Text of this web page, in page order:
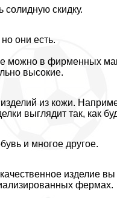
солидную скидку.
они есть.
можно в фирменных
высокие.
из кожи.
выглядит так, как
и многое другое.
изделие
фермах.